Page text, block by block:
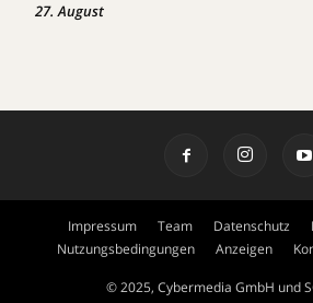
27. August
Impressum Team Datenschutz
Nutzungsbedingungen
Anzeigen
© 2025, Cybermedia GmbH und